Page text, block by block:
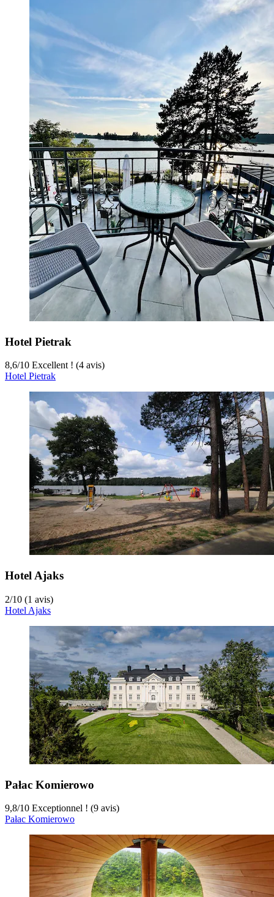
Hotel Pietrak
8,6/10 Excellent ! (4 avis)
Hotel Pietrak
Hotel Ajaks
2/10 (1 avis)
Hotel Ajaks
Pałac Komierowo
9,8/10 Exceptionnel ! (9 avis)
Pałac Komierowo